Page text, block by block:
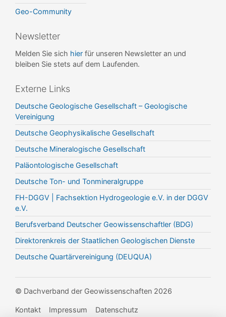
Geo-Community
Newsletter
Melden Sie sich hier für unseren Newsletter an und
bleiben Sie stets auf dem Laufenden.
Externe Links
Deutsche Geologische Gesellschaft – Geologische
Vereinigung
Deutsche Geophysikalische Gesellschaft
Deutsche Mineralogische Gesellschaft
Paläontologische Gesellschaft
Deutsche Ton- und Tonmineralgruppe
FH-DGGV | Fachsektion Hydrogeologie e.V. in der DGGV
e.V.
Berufsverband Deutscher Geowissenschaftler (BDG)
Direktorenkreis der Staatlichen Geologischen Dienste
Deutsche Quartärvereinigung (DEUQUA)
© Dachverband der Geowissenschaften 2026
Kontakt Impressum Datenschutz